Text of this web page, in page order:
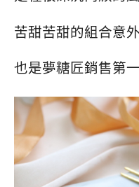
苦甜苦甜的組合意
也是夢糖匠銷售第